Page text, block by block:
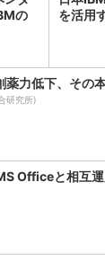
の
を活用
薬力低下、その
研究所)
Officeと相互